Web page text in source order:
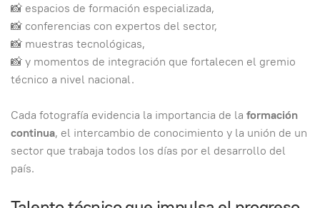
📸 espacios de formación especializada,
📸 conferencias con expertos del sector,
📸 muestras tecnológicas,
📸 y momentos de integración que fortalecen el gremio
técnico a nivel nacional.
Cada fotografía evidencia la importancia de la formación
continua, el intercambio de conocimiento y la unión de un
sector que trabaja todos los días por el desarrollo del
país.